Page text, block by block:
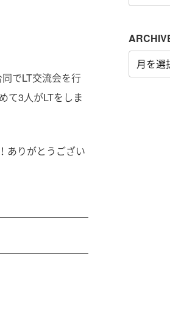
でLT交流会を行
て3人がLTをしま
ありがとうござい